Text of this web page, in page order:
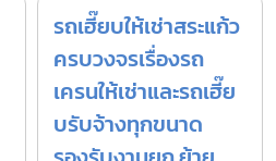
รถเฮี๊ยบให้เช่าสระแก้ว
ครบวงจรเรื่องรถ
เครนให้เช่าและรถเฮี๊ย
บรับจ้างทุกขนาด